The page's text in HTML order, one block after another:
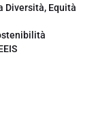
Diversità, Equità